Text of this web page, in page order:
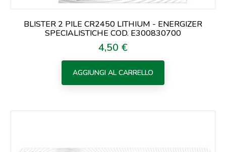
BLISTER 2 PILE CR2450 LITHIUM - ENERGIZER
SPECIALISTICHE COD. E300830700
Prezzo
4,50 €
AGGIUNGI AL CARRELLO